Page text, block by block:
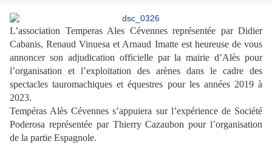
L’association Temperas Ales Cévennes représentée par Didier
Cabanis, Renaud Vinuesa et Arnaud Imatte est heureuse de vous
annoncer son adjudication officielle par la mairie d’Alès pour
l’organisation et l’exploitation des arènes dans le cadre des
spectacles tauromachiques et équestres pour les années 2019 à
2023.
Tempéras Alès Cévennes s’appuiera sur l’expérience de Société
Poderosa représentée par Thierry Cazaubon pour l’organisation
de la partie Espagnole.